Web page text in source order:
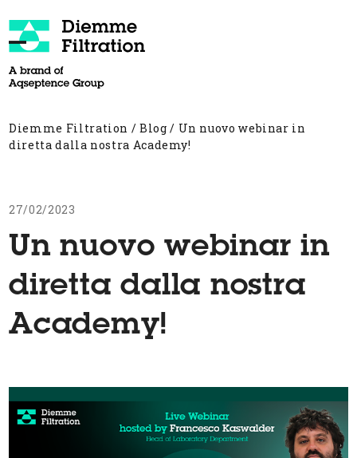
to
content
mobile
mobile
Diemme Filtration /Blog / Un nuovo webinar in
diretta dalla nostra Academy!
27/02/2023
Un nuovo webinar in
diretta dalla nostra
Academy!